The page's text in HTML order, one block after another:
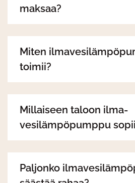
maksaa?
Miten
toimii?
Millaiseen taloon ilma-
vesilämpöpumppu
Paljonko